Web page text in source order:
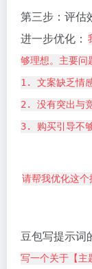
第三步：评估
进一步优化：
够理想。主要问
1. 文案缺乏情
2. 没有突出与
3. 购买引导不
请帮我优化这个
豆包写提示词
写一个关于【主